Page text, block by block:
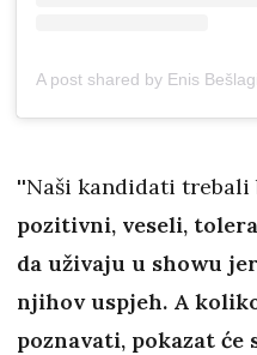
''Naši kandidati
pozitivni, veseli,
da uživaju u showu
njihov uspjeh. A
poznavati, pokazat